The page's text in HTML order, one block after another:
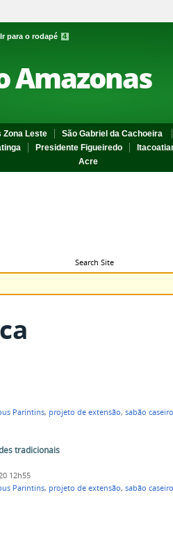
Ir para o rodapé 4
Amazonas
Zona Leste São Gabriel da Cachoeira
Presidente Figueiredo
Acre
Search Site
Parintins, projeto de extensão, sabão caseiro
tradicionais
12h55
Parintins, projeto de extensão, sabão caseiro